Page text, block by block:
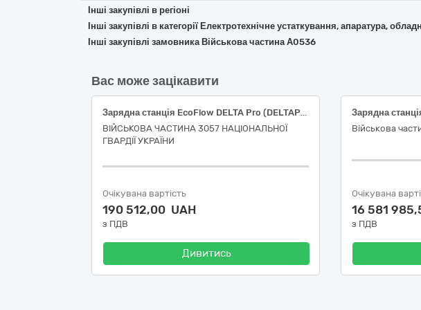
Інші закупівлі в регіоні
Інші закупівлі в категорії Електротехнічне устаткування, апаратура,
Інші закупівлі замовника Військова частина А0536
Вас може зацікавити
Зарядна станція EcoFlow DELTA Pro (DELTAPro-EU)
ВІЙСЬКОВА ЧАСТИНА 3057 НАЦІОНАЛЬНОЇ
ГВАРДІЇ УКРАЇНИ
Очікувана вартість
190 512,00 UAH
з ПДВ
Дивитись
Зарядна
Військова
Очікувана
16 581
з ПДВ